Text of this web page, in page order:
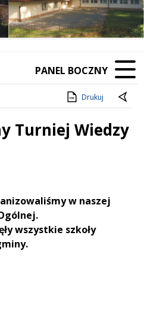
PANEL BOCZNY
Drukuj
Turniej Wiedzy
w naszej
wszystkie szkoły